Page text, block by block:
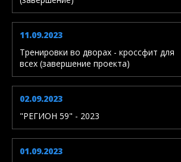
11.09.2023
Тренировки во дворах - кроссфит для
всех (завершение проекта)
02.09.2023
"РЕГИОН 59" - 2023
01.09.2023